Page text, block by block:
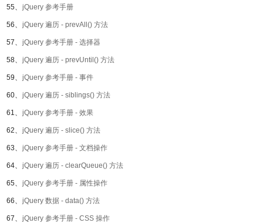
55、 jQuery 参考手册
56、 jQuery 遍历 - prevAll() 方法
57、 jQuery 参考手册 - 选择器
58、 jQuery 遍历 - prevUntil() 方法
59、 jQuery 参考手册 - 事件
60、 jQuery 遍历 - siblings() 方法
61、 jQuery 参考手册 - 效果
62、 jQuery 遍历 - slice() 方法
63、 jQuery 参考手册 - 文档操作
64、 jQuery 遍历 - clearQueue() 方法
65、 jQuery 参考手册 - 属性操作
66、 jQuery 数据 - data() 方法
67、 jQuery 参考手册 - CSS 操作